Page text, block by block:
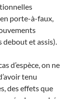
porte-à-faux,
et assis).
d’espèce, on ne
tenu
des effets que